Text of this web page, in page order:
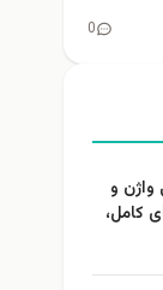
0
و
کامل،